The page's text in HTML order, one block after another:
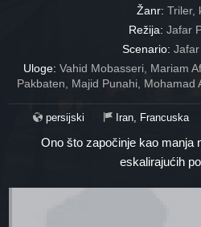
Žanr: Triler,
Režija: Jafar
Scenario:
Uloge: Vahid Mobasseri, Mariam
Pakbaten, Majid Punahi, Mohamad
persijski Iran, Francuska
Ono što započinje kao manja
eskalirajućih